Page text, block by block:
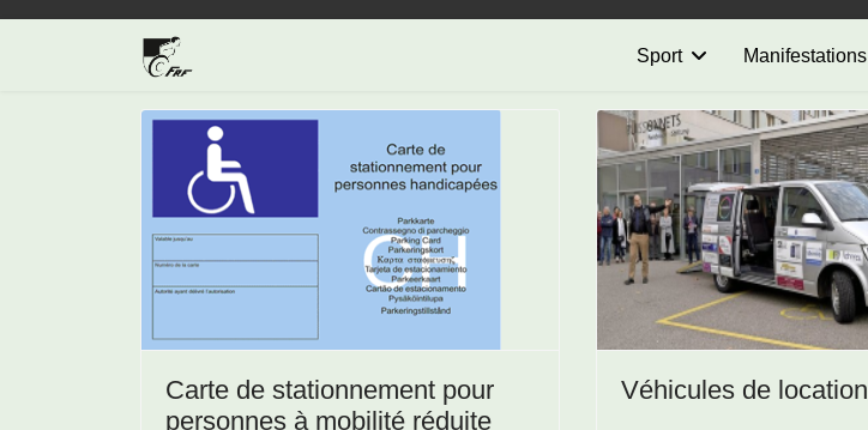
Sport Manifestations
Carte de stationnement pour
personnes à mobilité réduite
Véhicules de location